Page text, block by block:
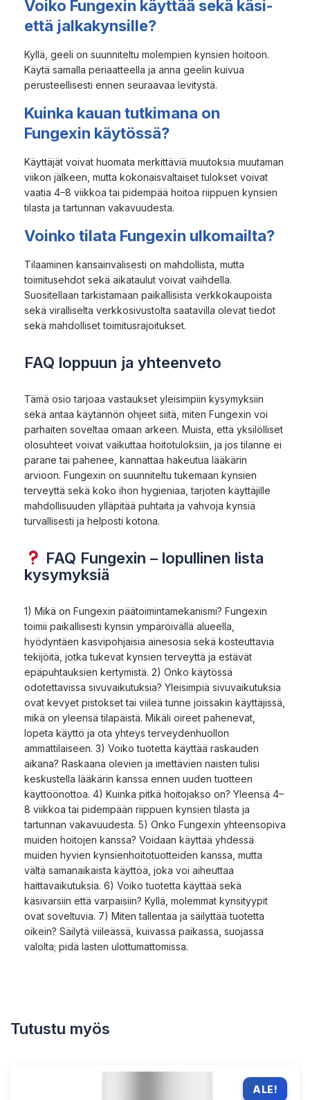
Voiko Fungexin käyttää sekä käsi-
että jalkakynsille?
Kyllä, geeli on suunniteltu molempien kynsien hoitoon.
Käytä samalla periaatteella ja anna geelin kuivua
perusteellisesti ennen seuraavaa levitystä.
Kuinka kauan tutkimana on
Fungexin käytössä?
Käyttäjät voivat huomata merkittäviä muutoksia muutaman
viikon jälkeen, mutta kokonaisvaltaiset tulokset voivat
vaatia 4–8 viikkoa tai pidempää hoitoa riippuen kynsien
tilasta ja tartunnan vakavuudesta.
Voinko tilata Fungexin ulkomailta?
Tilaaminen kansainvälisesti on mahdollista, mutta
toimitusehdot sekä aikataulut voivat vaihdella.
Suositellaan tarkistamaan paikallisista verkkokaupoista
sekä viralliselta verkkosivustolta saatavilla olevat tiedot
sekä mahdolliset toimitusrajoitukset.
FAQ loppuun ja yhteenveto
Tämä osio tarjoaa vastaukset yleisimpiin kysymyksiin
sekä antaa käytännön ohjeet siitä, miten Fungexin voi
parhaiten soveltaa omaan arkeen. Muista, että yksilölliset
olosuhteet voivat vaikuttaa hoitotuloksiin, ja jos tilanne ei
parane tai pahenee, kannattaa hakeutua lääkärin
arvioon. Fungexin on suunniteltu tukemaan kynsien
terveyttä sekä koko ihon hygieniaa, tarjoten käyttäjille
mahdollisuuden ylläpitää puhtaita ja vahvoja kynsiä
turvallisesti ja helposti kotona.
FAQ Fungexin – lopullinen lista
kysymyksiä
1) Mikä on Fungexin päätoimintamekanismi? Fungexin
toimii paikallisesti kynsin ympäröivällä alueella,
hyödyntäen kasvipohjaisia ainesosia sekä kosteuttavia
tekijöitä, jotka tukevat kynsien terveyttä ja estävät
epäpuhtauksien kertymistä. 2) Onko käytössä
odotettavissa sivuvaikutuksia? Yleisimpiä sivuvaikutuksia
ovat kevyet pistokset tai viileä tunne joissakin käyttäjissä,
mikä on yleensä tilapäistä. Mikäli oireet pahenevat,
lopeta käyttö ja ota yhteys terveydenhuollon
ammattilaiseen. 3) Voiko tuotetta käyttää raskauden
aikana? Raskaana olevien ja imettävien naisten tulisi
keskustella lääkärin kanssa ennen uuden tuotteen
käyttöönottoa. 4) Kuinka pitkä hoitojakso on? Yleensä 4–
8 viikkoa tai pidempään riippuen kynsien tilasta ja
tartunnan vakavuudesta. 5) Onko Fungexin yhteensopiva
muiden hoitojen kanssa? Voidaan käyttää yhdessä
muiden hyvien kynsienhoitotuotteiden kanssa, mutta
vältä samanaikaista käyttöä, joka voi aiheuttaa
haittavaikutuksia. 6) Voiko tuotetta käyttää sekä
käsivarsiin että varpaisiin? Kyllä, molemmat kynsityypit
ovat soveltuvia. 7) Miten tallentaa ja säilyttää tuotetta
oikein? Säilytä viileässä, kuivassa paikassa, suojassa
valolta; pidä lasten ulottumattomissa.
Tutustu myös
ALE!